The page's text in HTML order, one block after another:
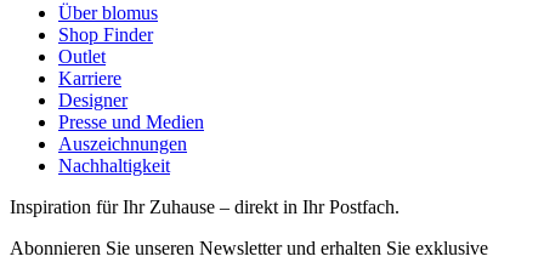
Über blomus
Shop Finder
Outlet
Karriere
Designer
Presse und Medien
Auszeichnungen
Nachhaltigkeit
Inspiration für Ihr Zuhause – direkt in Ihr Postfach.
Abonnieren Sie unseren Newsletter und erhalten Sie exklusive